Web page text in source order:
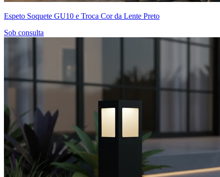
Espeto Soquete GU10 e Troca Cor da Lente Preto
Sob consulta